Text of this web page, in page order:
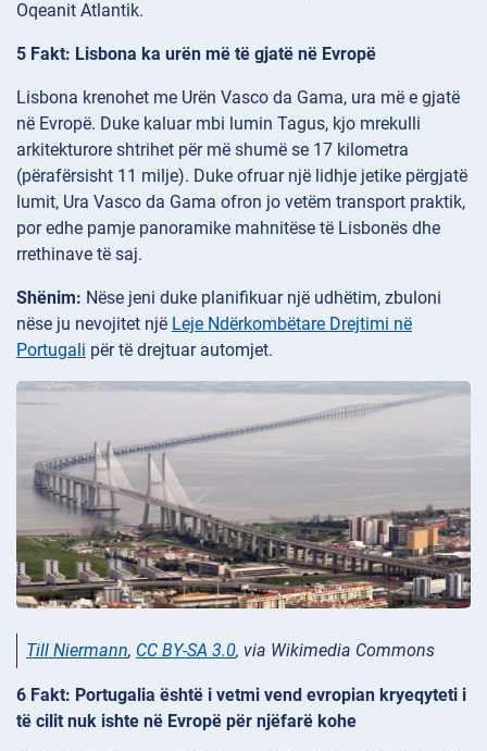
Oqeanit Atlantik.
5 Fakt: Lisbona ka urën më të gjatë në Evropë
Lisbona krenohet me Urën Vasco da Gama, ura më e gjatë
në Evropë. Duke kaluar mbi lumin Tagus, kjo mrekulli
arkitekturore shtrihet për më shumë se 17 kilometra
(përafërsisht 11 milje). Duke ofruar një lidhje jetike përgjatë
lumit, Ura Vasco da Gama ofron jo vetëm transport praktik,
por edhe pamje panoramike mahnitëse të Lisbonës dhe
rrethinave të saj.
Shënim: Nëse jeni duke planifikuar një udhëtim, zbuloni
nëse ju nevojitet një Leje Ndërkombëtare Drejtimi në
Portugali për të drejtuar automjet.
Till Niermann, CC BY-SA 3.0, via Wikimedia Commons
6 Fakt: Portugalia është i vetmi vend evropian kryeqyteti i
të cilit nuk ishte në Evropë për njëfarë kohe